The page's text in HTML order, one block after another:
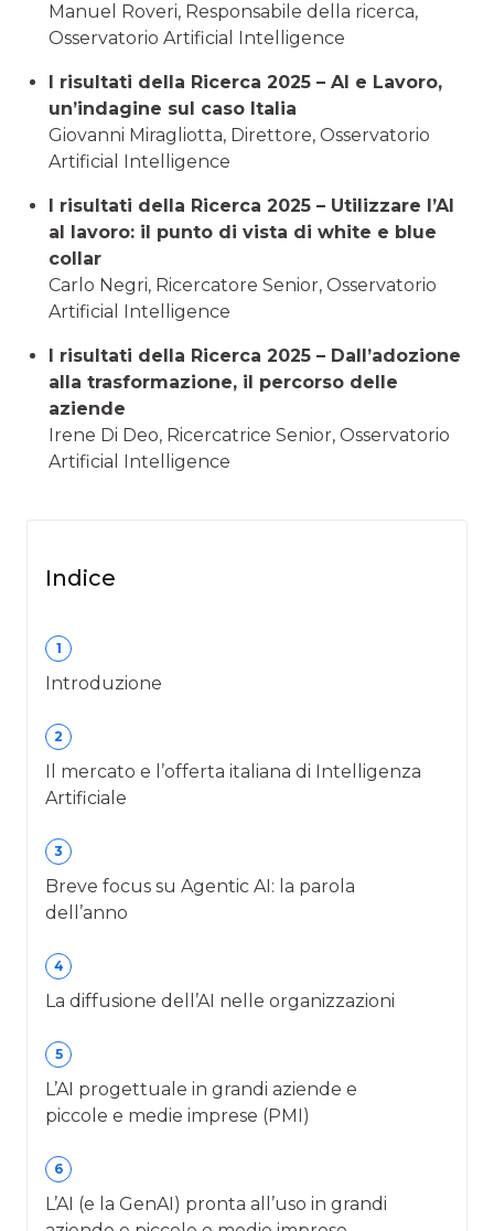
Manuel Roveri, Responsabile della ricerca,
Osservatorio Artificial Intelligence
I risultati della Ricerca 2025 – AI e Lavoro,
un’indagine sul caso Italia
Giovanni Miragliotta, Direttore, Osservatorio
Artificial Intelligence
I risultati della Ricerca 2025 – Utilizzare l’AI
al lavoro: il punto di vista di white e blue
collar
Carlo Negri, Ricercatore Senior, Osservatorio
Artificial Intelligence
I risultati della Ricerca 2025 – Dall’adozione
alla trasformazione, il percorso delle
aziende
Irene Di Deo, Ricercatrice Senior, Osservatorio
Artificial Intelligence
Indice
1
Introduzione
2
Il mercato e l’offerta italiana di Intelligenza
Artificiale
3
Breve focus su Agentic AI: la parola
dell’anno
4
La diffusione dell’AI nelle organizzazioni
5
L’AI progettuale in grandi aziende e
piccole e medie imprese (PMI)
6
L’AI (e la GenAI) pronta all’uso in grandi